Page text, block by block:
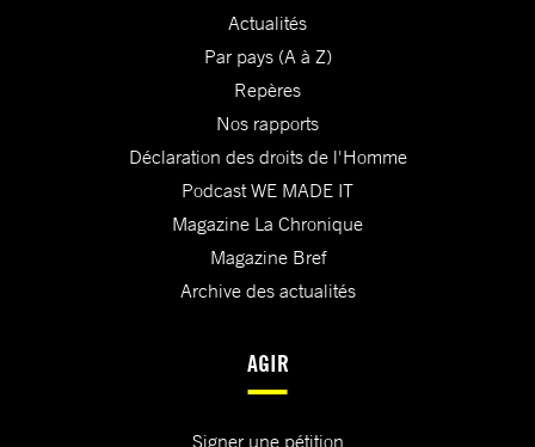
Actualités
Par pays (A à Z)
Repères
Nos rapports
Déclaration des droits de l'Homme
Podcast WE MADE IT
Magazine La Chronique
Magazine Bref
Archive des actualités
AGIR
Signer une pétition